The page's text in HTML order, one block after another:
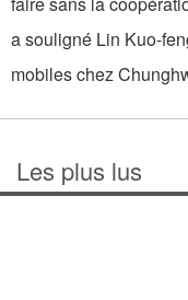
a souligné Lin Kuo-
mobiles chez
Les plus lus